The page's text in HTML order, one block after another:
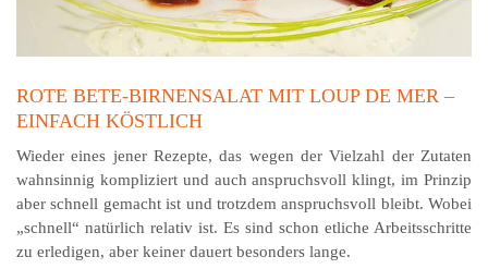
ROTE BETE-BIRNENSALAT MIT LOUP DE MER –
EINFACH KÖSTLICH
Wieder eines jener Rezepte, das wegen der Vielzahl der Zutaten
wahnsinnig kompliziert und auch anspruchsvoll klingt, im Prinzip
aber schnell gemacht ist und trotzdem anspruchsvoll bleibt. Wobei
„schnell“ natürlich relativ ist. Es sind schon etliche Arbeitsschritte
zu erledigen, aber keiner dauert besonders lange.